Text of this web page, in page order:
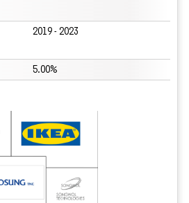
2019 - 2023
5.00%